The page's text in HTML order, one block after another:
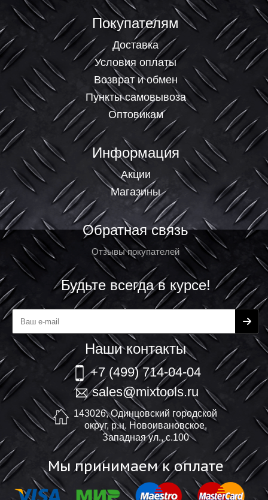
Покупателям
Доставка
Условия оплаты
Возврат и обмен
Пункты самовывоза
Оптовикам
Информация
Акции
Магазины
Обратная связь
Отзывы покупателей
Будьте всегда в курсе!
Наши контакты
+7 (499) 714-04-04
sales@mixtools.ru
143026, Одинцовский городской
округ, р.н. Новоивановское,
Западная ул., с.100
Мы принимаем к оплате